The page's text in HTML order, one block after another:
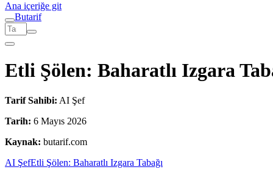
Ana içeriğe git
Butarif
Etli Şölen: Baharatlı Izgara
Tarif Sahibi: AI Şef
Tarih: 6 Mayıs 2026
Kaynak: butarif.com
AI ŞefEtli Şölen: Baharatlı Izgara Tabağı